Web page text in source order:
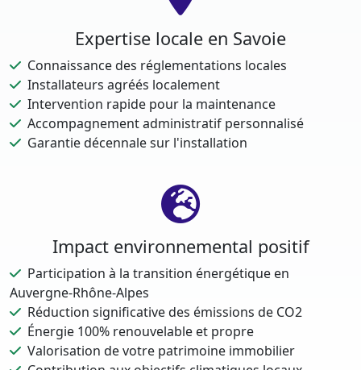
Expertise locale en Savoie
Connaissance des réglementations locales
Installateurs agréés localement
Intervention rapide pour la maintenance
Accompagnement administratif personnalisé
Garantie décennale sur l'installation
Impact environnemental positif
Participation à la transition énergétique en
Auvergne-Rhône-Alpes
Réduction significative des émissions de CO2
Énergie 100% renouvelable et propre
Valorisation de votre patrimoine immobilier